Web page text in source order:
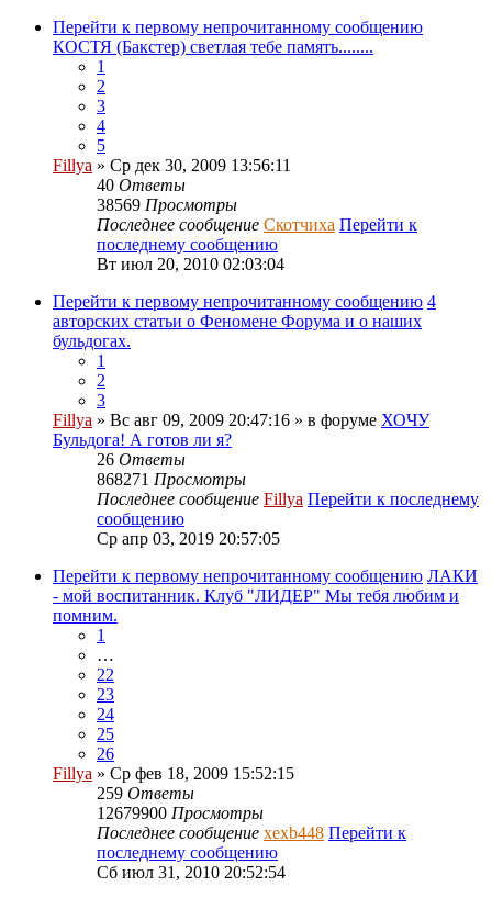
Перейти к первому непрочитанному сообщению
КОСТЯ (Бакстер) светлая тебе память........
1
2
3
4
5
Fillya » Ср дек 30, 2009 13:56:11
40 Ответы
38569 Просмотры
Последнее сообщение Скотчиха Перейти к
последнему сообщению
Вт июл 20, 2010 02:03:04
Перейти к первому непрочитанному сообщению 4
авторских статьи о Феномене Форума и о наших
бульдогах.
1
2
3
Fillya » Вс авг 09, 2009 20:47:16 » в форуме ХОЧУ
Бульдога! А готов ли я?
26 Ответы
868271 Просмотры
Последнее сообщение Fillya Перейти к последнему
сообщению
Ср апр 03, 2019 20:57:05
Перейти к первому непрочитанному сообщению ЛАКИ
- мой воспитанник. Клуб "ЛИДЕР" Мы тебя любим и
помним.
1
…
22
23
24
25
26
Fillya » Ср фев 18, 2009 15:52:15
259 Ответы
12679900 Просмотры
Последнее сообщение xexb448 Перейти к
последнему сообщению
Сб июл 31, 2010 20:52:54